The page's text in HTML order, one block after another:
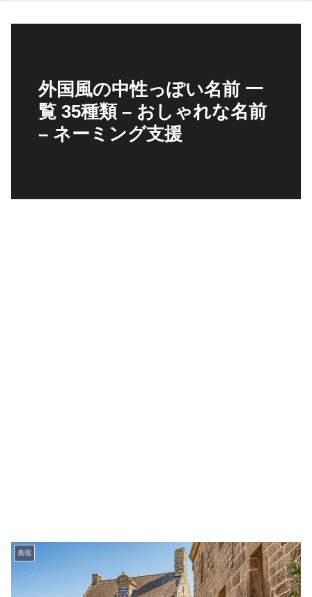
外国風の中性っぽい名前 一
覧 35種類 – おしゃれな名前
– ネーミング支援
表現